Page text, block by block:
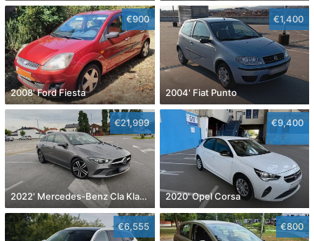
€900
2008' Ford Fiesta
€1,400
2004' Fiat Punto
€21,999
2022' Mercedes-Benz Cla Klasa Cla 180
€9,400
2020' Opel Corsa
€6,555 €800